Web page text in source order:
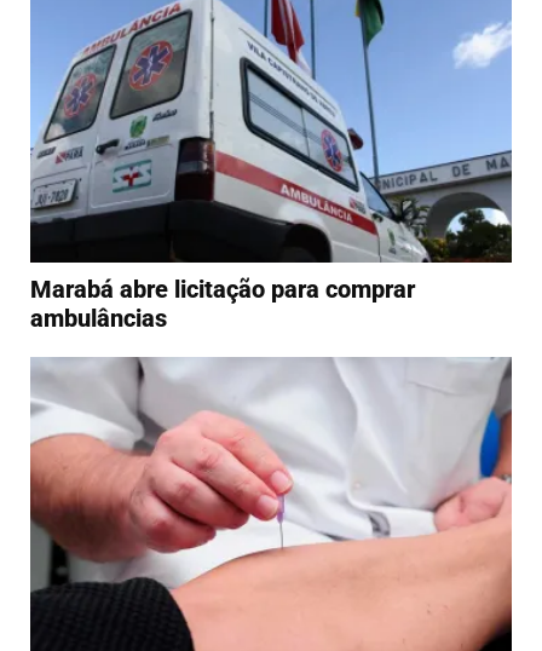
Marabá abre licitação para comprar
ambulâncias